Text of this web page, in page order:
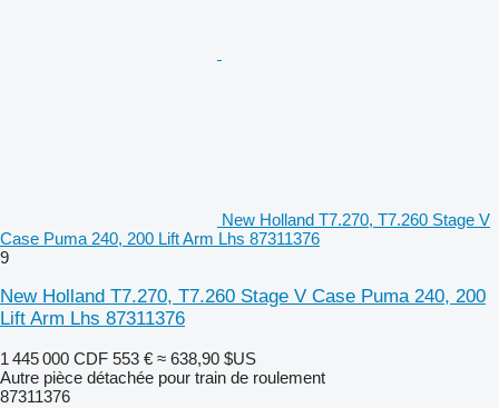
New Holland T7.270, T7.260 Stage V
Case Puma 240, 200 Lift Arm Lhs 87311376
9
New Holland T7.270, T7.260 Stage V Case Puma 240, 200
Lift Arm Lhs 87311376
1 445 000 CDF 553 € ≈ 638,90 $US
Autre pièce détachée pour train de roulement
87311376